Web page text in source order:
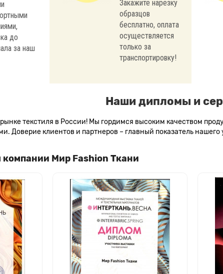
до
за наш
Закажите нарезку
образцов
бесплатно, оплата
осуществляется
только за
транспортировку!
Наши дипломы и
текстиля в России! Мы гордимся высоким качеством
Доверие клиентов и партнеров – главный показатель нашего
Мир Fashion Ткани